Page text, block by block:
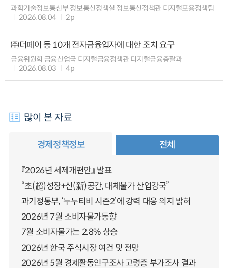
과학기술정보통신부 정보통신정책실 정보통신정책관 디지털포용정책팀
2026.08.04
2p
㈜더페이 등 10개 전자금융업자에 대한 조치 요구
금융위원회 금융산업국 디지털금융정책관 디지털금융총괄과
2026.08.03
4p
많이 본 자료
경제정책정보 전체
『2026년 세제개편안』 발표
“초(超)성장+신(新)공간, 대체불가 산업강국”
과기정통부, ‘누누티비 시즌2’에 강력 대응 의지 밝혀
2026년 7월 소비자물가동향
7월 소비자물가는 2.8% 상승
2026년 한국 주식시장 여건 및 전망
2026년 5월 경제활동인구조사 고령층 부가조사 결과